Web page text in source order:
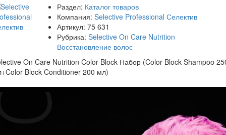
Раздел: Каталог товаров
Компания: Selective Professional Селектив
Артикул: 75 631
Рубрика: Selective On Care Nutrition
Восстановление волос
On Care Nutrition Color Block Набор (Color Block Shampoo
Block Conditioner 200 мл)